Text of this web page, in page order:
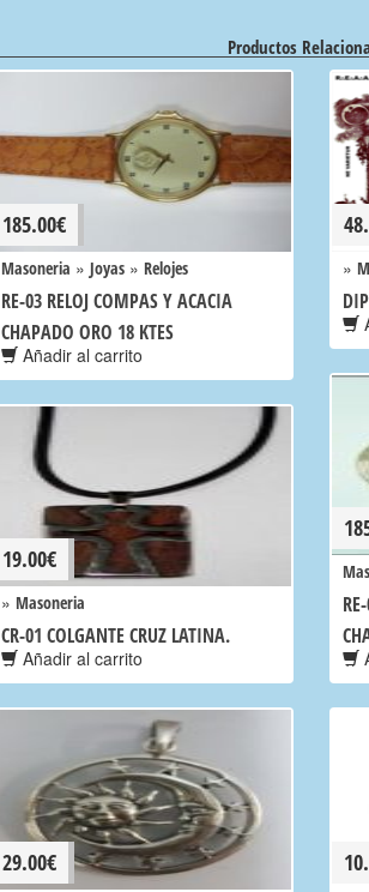
Productos
185.00€
Masoneria » Joyas » Relojes
RE-03 RELOJ COMPAS Y ACACIA
CHAPADO ORO 18 KTES
Añadir al carrito
»
19.00€
» Masoneria
CR-01 COLGANTE CRUZ LATINA.
Añadir al carrito
29.00€